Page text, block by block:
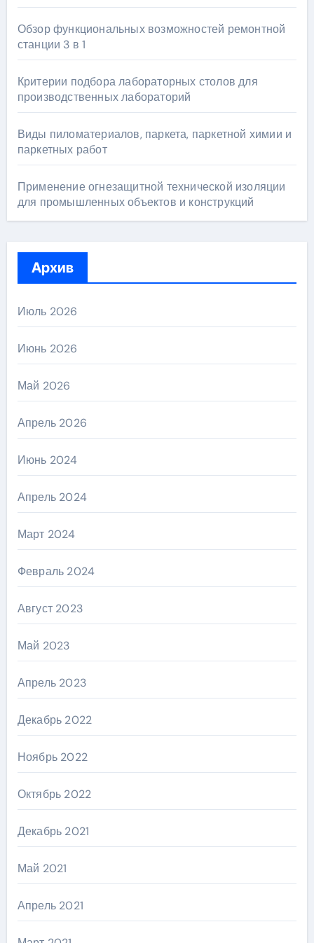
Обзор функциональных возможностей ремонтной
станции 3 в 1
Критерии подбора лабораторных столов для
производственных лабораторий
Виды пиломатериалов, паркета, паркетной химии и
паркетных работ
Применение огнезащитной технической изоляции
для промышленных объектов и конструкций
Архив
Июль 2026
Июнь 2026
Май 2026
Апрель 2026
Июнь 2024
Апрель 2024
Март 2024
Февраль 2024
Август 2023
Май 2023
Апрель 2023
Декабрь 2022
Ноябрь 2022
Октябрь 2022
Декабрь 2021
Май 2021
Апрель 2021